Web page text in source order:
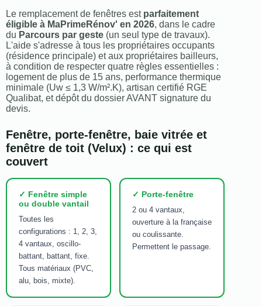
Le remplacement de fenêtres est parfaitement
éligible à MaPrimeRénov' en 2026, dans le cadre
du Parcours par geste (un seul type de travaux).
L'aide s'adresse à tous les propriétaires occupants
(résidence principale) et aux propriétaires bailleurs,
à condition de respecter quatre règles essentielles :
logement de plus de 15 ans, performance thermique
minimale (Uw ≤ 1,3 W/m².K), artisan certifié RGE
Qualibat, et dépôt du dossier AVANT signature du
devis.
Fenêtre, porte-fenêtre, baie vitrée et
fenêtre de toit (Velux) : ce qui est
couvert
✓ Fenêtre simple
ou double vantail
Toutes les
configurations : 1, 2, 3,
4 vantaux, oscillo-
battant, battant, fixe.
Tous matériaux (PVC,
alu, bois, mixte).
✓ Porte-fenêtre
2 ou 4 vantaux,
ouverture à la française
ou coulissante.
Permettent le passage.